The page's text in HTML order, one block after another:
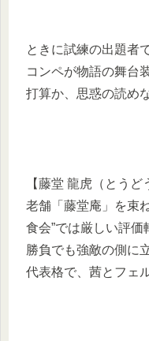
ときに試練の出題者
コンペが物語の舞台
打算か、思惑の読め
【藤堂 龍虎（とうど
老舗「藤堂庵」を束
食会”では厳しい評
勝負でも強敵の側に
代表格で、茜とフェ